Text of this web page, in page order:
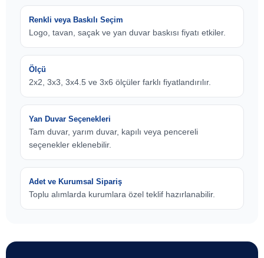
Renkli veya Baskılı Seçim
Logo, tavan, saçak ve yan duvar baskısı fiyatı etkiler.
Ölçü
2x2, 3x3, 3x4.5 ve 3x6 ölçüler farklı fiyatlandırılır.
Yan Duvar Seçenekleri
Tam duvar, yarım duvar, kapılı veya pencereli
seçenekler eklenebilir.
Adet ve Kurumsal Sipariş
Toplu alımlarda kurumlara özel teklif hazırlanabilir.